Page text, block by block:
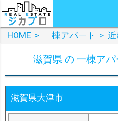
HOME > 一棟アパート >
滋賀県 の 一棟ア
滋賀県大津市